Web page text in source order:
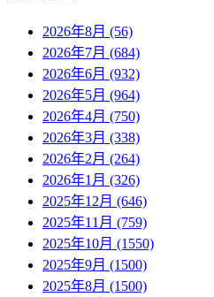
2026年8月 (56)
2026年7月 (684)
2026年6月 (932)
2026年5月 (964)
2026年4月 (750)
2026年3月 (338)
2026年2月 (264)
2026年1月 (326)
2025年12月 (646)
2025年11月 (759)
2025年10月 (1550)
2025年9月 (1500)
2025年8月 (1500)